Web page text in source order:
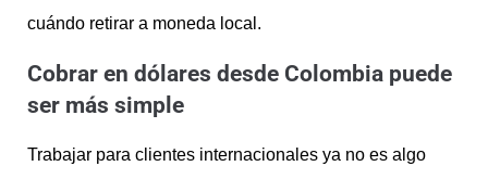
cuándo retirar a moneda local.
Cobrar en dólares desde Colombia puede
ser más simple
Trabajar para clientes internacionales ya no es algo